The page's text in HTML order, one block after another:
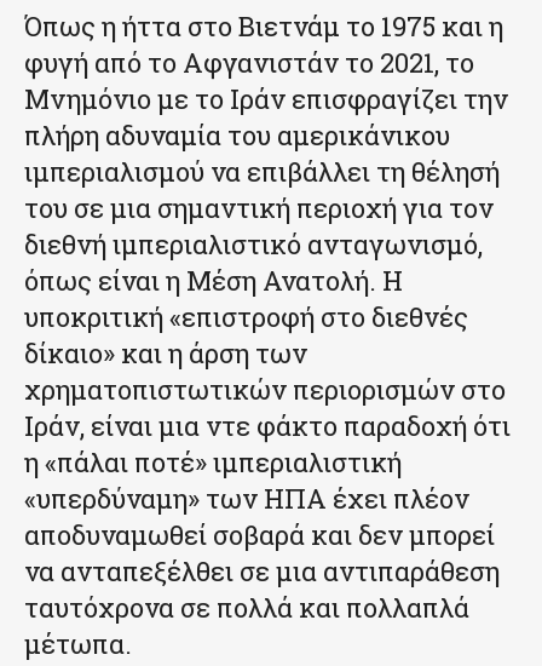
Όπως η ήττα στο Βιετνάμ το 1975 και η
φυγή από το Αφγανιστάν το 2021, το
Μνημόνιο με το Ιράν επισφραγίζει την
πλήρη αδυναμία του αμερικάνικου
ιμπεριαλισμού να επιβάλλει τη θέλησή
του σε μια σημαντική περιοχή για τον
διεθνή ιμπεριαλιστικό ανταγωνισμό,
όπως είναι η Μέση Ανατολή. Η
υποκριτική «επιστροφή στο διεθνές
δίκαιο» και η άρση των
χρηματοπιστωτικών περιορισμών στο
Ιράν, είναι μια ντε φάκτο παραδοχή ότι
η «πάλαι ποτέ» ιμπεριαλιστική
«υπερδύναμη» των ΗΠΑ έχει πλέον
αποδυναμωθεί σοβαρά και δεν μπορεί
να ανταπεξέλθει σε μια αντιπαράθεση
ταυτόχρονα σε πολλά και πολλαπλά
μέτωπα.